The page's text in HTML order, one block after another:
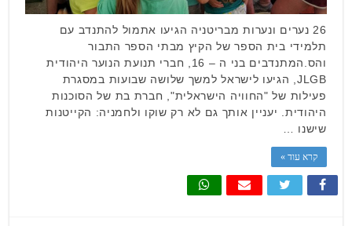
26 נערים ונערות מבריטניה הגיעו אתמול להתנדב עם
תלמידי בית הספר של הקיץ מבתי הספר התבור
והס.המתנדבים בני ה – 16, חברי תנועת הנוער היהודית
JLGB, הגיעו לישראל למשך שלושה שבועות במסגרת
פעילות של "החוויה הישראלית", חברת בת של הסוכנות
היהודית. יעניין אותך גם לא רק שוקו ולחמניה: הקייטנות
שישנו …
קרא עוד »